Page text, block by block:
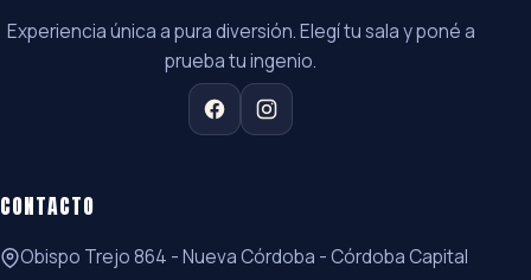
Experiencia única a pura diversión. Elegí tu sala y poné a
prueba tu ingenio.
CONTACTO
Obispo Trejo 864 - Nueva Córdoba - Córdoba Capital